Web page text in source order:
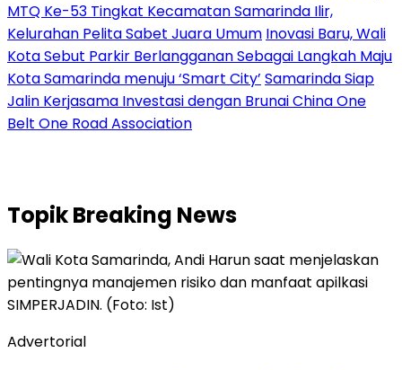
MTQ Ke-53 Tingkat Kecamatan Samarinda Ilir,
Kelurahan Pelita Sabet Juara Umum Inovasi Baru, Wali
Kota Sebut Parkir Berlangganan Sebagai Langkah Maju
Kota Samarinda menuju ‘Smart City’ Samarinda Siap
Jalin Kerjasama Investasi dengan Brunai China One
Belt One Road Association
TopikBreaking News
Advertorial